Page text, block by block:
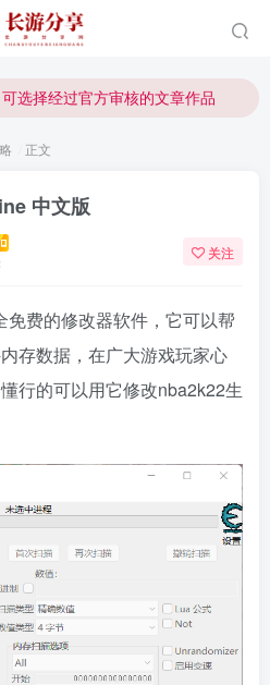
选择经过官方审核的文章作品
选择经过官方审核的文章作品
正文
中文版
关注
费的修改器软件，它可以帮
存数据，在广大游戏玩家心
行的可以用它修改nba2k22生